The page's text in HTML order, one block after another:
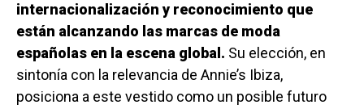
internacionalización y reconocimiento que
están alcanzando las marcas de moda
españolas en la escena global. Su elección, en
sintonía con la relevancia de Annie’s Ibiza,
posiciona a este vestido como un posible futuro